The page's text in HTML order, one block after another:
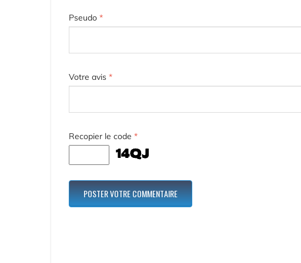
Pseudo *
Votre avis *
Recopier le code *